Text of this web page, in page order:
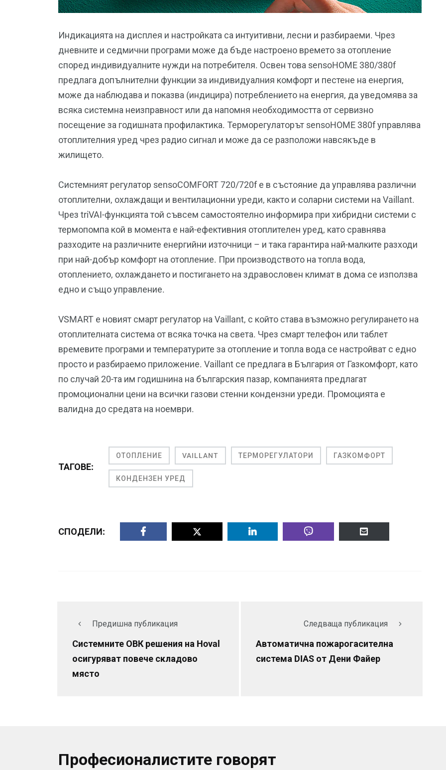
Индикацията на дисплея и настройката са интуитивни, лесни и разбираеми. Чрез
дневните и седмични програми може да бъде настроено времето за отопление
според индивидуалните нужди на потребителя. Освен това sensoHOME 380/380f
предлага допълнителни функции за индивидуалния комфорт и пестене на енергия,
може да наблюдава и показва (индицира) потреблението на енергия, да уведомява за
всяка системна неизправност или да напомня необходимостта от сервизно
посещение за годишната профилактика. Терморегулаторът sensoHOME 380f управлява
отоплителния уред чрез радио сигнал и може да се разположи навсякъде в
жилището.
Системният регулатор sensoCOMFORT 720/720f е в състояние да управлява различни
отоплителни, охлаждащи и вентилационни уреди, както и соларни системи на Vaillant.
Чрез triVAI-функцията той съвсем самостоятелно информира при хибридни системи с
термопомпа кой в момента е най-ефективния отоплителен уред, като сравнява
разходите на различните енергийни източници – и така гарантира най-малките разходи
при най-добър комфорт на отопление. При производството на топла вода,
отоплението, охлаждането и постигането на здравословен климат в дома се използва
едно и също управление.
VSMART е новият смарт регулатор на Vaillant, с който става възможно регулирането на
отоплителната система от всяка точка на света. Чрез смарт телефон или таблет
времевите програми и температурите за отопление и топла вода се настройват с едно
просто и разбираемо приложение. Vaillant се предлага в България от Газкомфорт, като
по случай 20-та им годишнина на българския пазар, компанията предлагат
промоционални цени на всички газови стенни кондензни уреди. Промоцията е
валидна до средата на ноември.
ТАГОВЕ:
ОТОПЛЕНИЕ VAILLANT ТЕРМОРЕГУЛАТОРИ ГАЗКОМФОРТ
КОНДЕНЗЕН УРЕД
СПОДЕЛИ:
Предишна публикация
Системните ОВК решения на Hoval
осигуряват повече складово
място
Следваща публикация
Автоматична пожарогасителна
система DIAS от Дени Файер
Професионалистите говорят